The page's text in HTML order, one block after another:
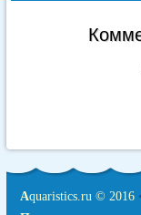
Aquaristics.ru © 2016 •